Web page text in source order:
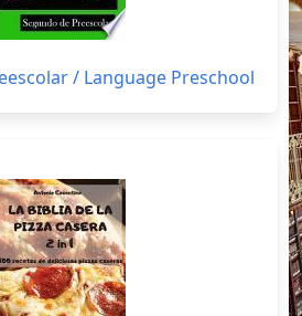
/ Language Preschool